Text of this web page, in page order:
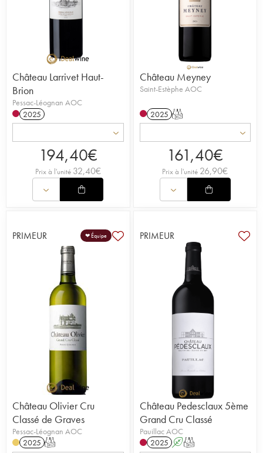
Château Larrivet Haut-
Brion
Pessac-Léognan AOC
2025
194,40€
Prix à l'unité 32,40€
Château Meyney
Saint-Estèphe AOC
2025 T
161,40€
Prix à l'unité 26,90€
PRIMEUR ❤ Équipe
Château Olivier Cru
Classé de Graves
Pessac-Léognan AOC
2025 T
PRIMEUR
Château Pedesclaux 5ème
Grand Cru Classé
Pauillac AOC
2025 AT